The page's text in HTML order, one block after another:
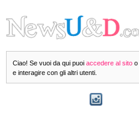
Ciao! Se vuoi da qui puoi accedere al sito o
e interagire con gli altri utenti.